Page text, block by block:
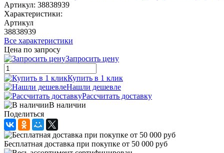
Артикул: 38838939
Характеристики:
Артикул
38838939
Все характеристики
Цена по запросу
Запросить цену
Купить в 1 клик
Нашли дешевле
Рассчитать доставку
В наличии
Поделиться
Бесплатная доставка при покупке от 50 000 руб